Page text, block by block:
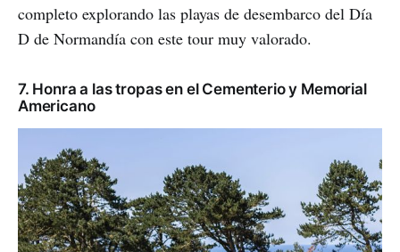
completo explorando las playas de desembarco del Día
D de Normandía con este tour muy valorado.
7. Honra a las tropas en el Cementerio y Memorial
Americano